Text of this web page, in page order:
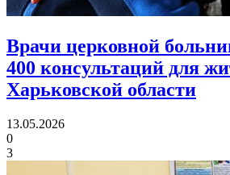
Врачи церковной
400 консультаций для
Харьковской области
13.05.2026
0
3